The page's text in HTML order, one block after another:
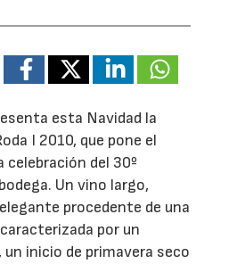
esta Navidad la
I 2010, que pone el
celebración del 30º
Un vino largo,
procedente de una
por un
inicio de primavera seco